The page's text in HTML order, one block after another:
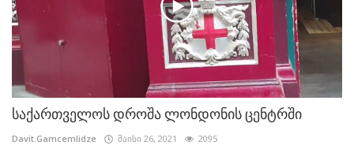
საქართველოს დროშა ლონდონის ცენტრში
Davit.Gamcemlidze მაისი 26, 2021 2095